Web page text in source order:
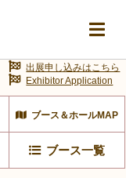
ブース＆ホールMAP
ブース一覧
出展申し込みはこちら
Exhibitor Application